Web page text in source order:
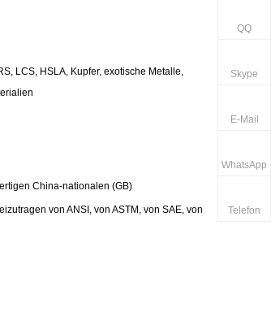
LCS, HSLA, Kupfer, exotische Metalle,
China-nationalen (GB)
von ANSI, von ASTM, von SAE, von
QQ
Skype
E-Mail
WhatsApp
Telefon